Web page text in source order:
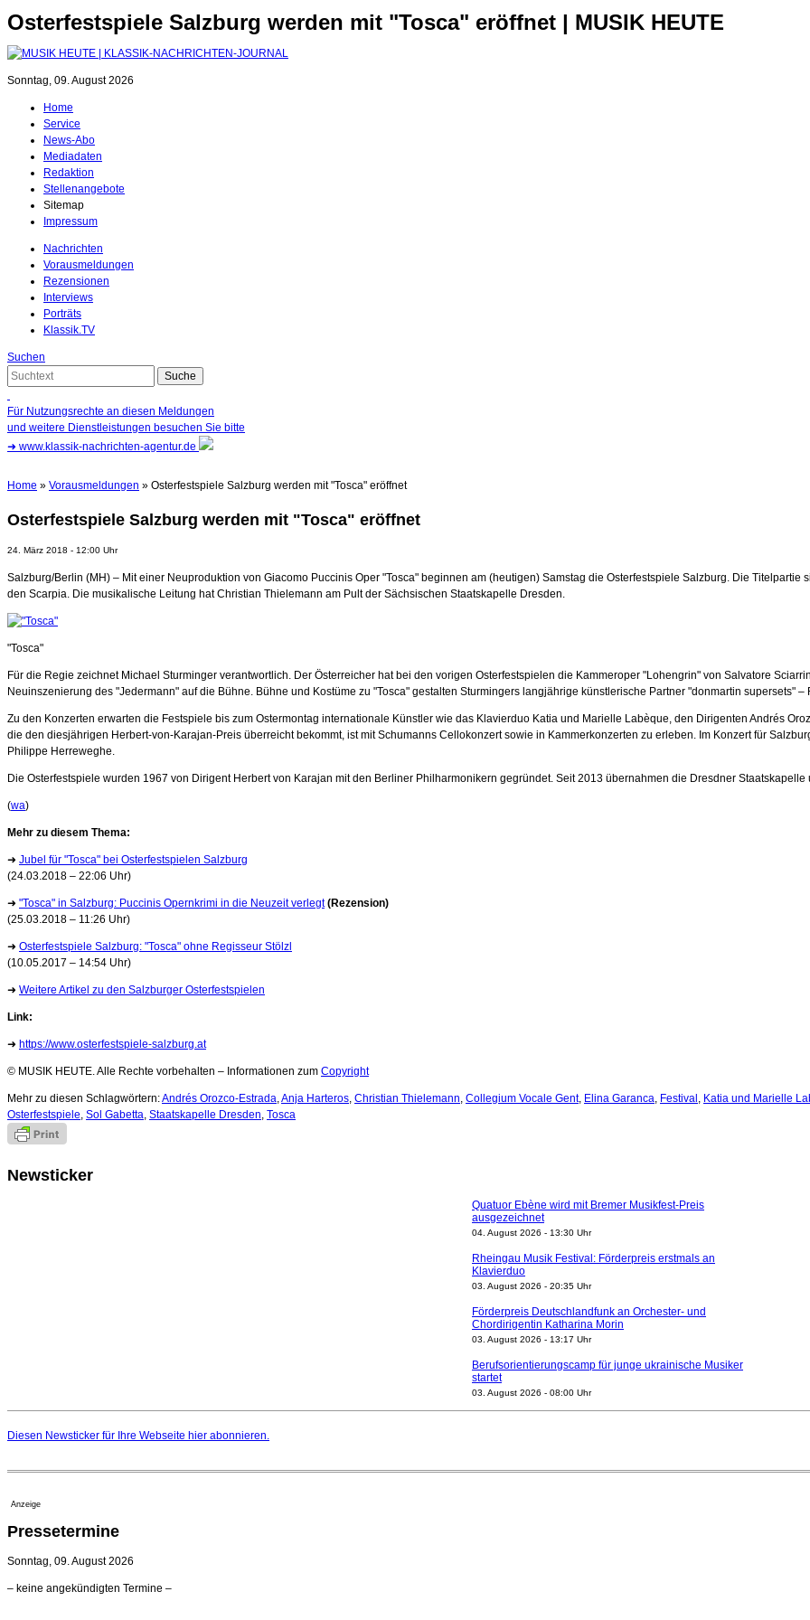
Osterfestspiele Salzburg werden mit "Tosca" eröffnet | MUSIK HEUTE
Sonntag, 09. August 2026
Home
Service
News-Abo
Mediadaten
Redaktion
Stellenangebote
Sitemap
Impressum
Nachrichten
Vorausmeldungen
Rezensionen
Interviews
Porträts
Klassik.TV
Suchen
Für Nutzungsrechte an diesen Meldungen
und weitere Dienstleistungen besuchen Sie bitte
➜ www.klassik-nachrichten-agentur.de
Home » Vorausmeldungen » Osterfestspiele Salzburg werden mit "Tosca" eröffnet
Osterfestspiele Salzburg werden mit "Tosca" eröffnet
24. März 2018 - 12:00 Uhr
Salzburg/Berlin (MH) – Mit einer Neuproduktion von Giacomo Puccinis Oper "Tosca" beginnen am (heutigen) Samstag die Osterfestspiele Salzburg. Die
den Scarpia. Die musikalische Leitung hat Christian Thielemann am Pult der Sächsischen Staatskapelle Dresden.
"Tosca"
Für die Regie zeichnet Michael Sturminger verantwortlich. Der Österreicher hat bei den vorigen Osterfestspielen die Kammeroper "Lohengrin" von Salvatore
Neuinszenierung des "Jedermann" auf die Bühne. Bühne und Kostüme zu "Tosca" gestalten Sturmingers langjährige künstlerische Partner "donmartin supersets"
Zu den Konzerten erwarten die Festspiele bis zum Ostermontag internationale Künstler wie das Klavierduo Katia und Marielle Labèque, den Dirigenten Andrés
die den diesjährigen Herbert-von-Karajan-Preis überreicht bekommt, ist mit Schumanns Cellokonzert sowie in Kammerkonzerten zu erleben. Im Konzert für
Philippe Herreweghe.
Die Osterfestspiele wurden 1967 von Dirigent Herbert von Karajan mit den Berliner Philharmonikern gegründet. Seit 2013 übernahmen die Dresdner
(wa)
Mehr zu diesem Thema:
➜ Jubel für "Tosca" bei Osterfestspielen Salzburg
(24.03.2018 – 22:06 Uhr)
➜ "Tosca" in Salzburg: Puccinis Opernkrimi in die Neuzeit verlegt (Rezension)
(25.03.2018 – 11:26 Uhr)
➜ Osterfestspiele Salzburg: "Tosca" ohne Regisseur Stölzl
(10.05.2017 – 14:54 Uhr)
➜ Weitere Artikel zu den Salzburger Osterfestspielen
Link:
➜ https://www.osterfestspiele-salzburg.at
© MUSIK HEUTE. Alle Rechte vorbehalten – Informationen zum Copyright
Mehr zu diesen Schlagwörtern:Andrés Orozco-Estrada,Anja Harteros, Christian Thielemann, Collegium Vocale Gent, Elina Garanca, Festival , Katia und Marielle
Osterfestspiele, Sol Gabetta, Staatskapelle Dresden, Tosca
Newsticker
Quatuor Ebène wird mit Bremer Musikfest-Preis
ausgezeichnet
04. August 2026 - 13:30 Uhr
Rheingau Musik Festival: Förderpreis erstmals an
Klavierduo
03. August 2026 - 20:35 Uhr
Förderpreis Deutschlandfunk an Orchester- und
Chordirigentin Katharina Morin
03. August 2026 - 13:17 Uhr
Berufsorientierungscamp für junge ukrainische Musiker
startet
03. August 2026 - 08:00 Uhr
Regensburger Generalmusikdirektor Stefan Veselka
Diesen Newsticker für Ihre Webseite hier abonnieren.
Anzeige
Pressetermine
Sonntag, 09. August 2026
– keine angekündigten Termine –